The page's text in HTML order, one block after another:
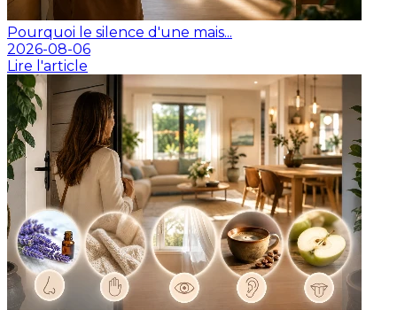
Pourquoi le silence d'une mais...
2026-08-06
Lire l'article